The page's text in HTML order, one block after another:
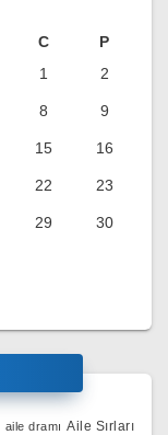
C
P
1
2
8 9
15 16
22 23
29 30
aile dramı Aile Sırları